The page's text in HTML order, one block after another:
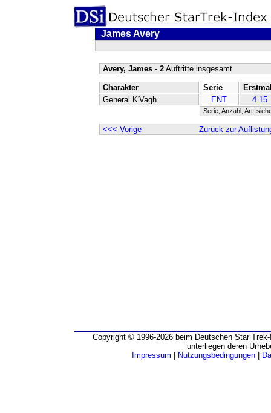
James Avery
Avery, James - 2Auftritte insgesamt
Charakter Serie
General K'Vagh
ENT 4.15
Serie, Anzahl, Art:
<<< Vorige Zurück zur
Copyright © 1996-2026 beim Deutschen Star
unterliegen deren
Impressum
Nutzungsbedingungen